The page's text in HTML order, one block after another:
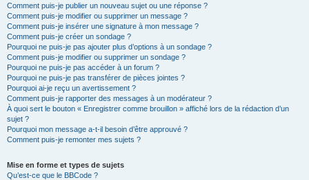
Comment puis-je publier un nouveau sujet ou une réponse ?
Comment puis-je modifier ou supprimer un message ?
Comment puis-je insérer une signature à mon message ?
Comment puis-je créer un sondage ?
Pourquoi ne puis-je pas ajouter plus d’options à un sondage ?
Comment puis-je modifier ou supprimer un sondage ?
Pourquoi ne puis-je pas accéder à un forum ?
Pourquoi ne puis-je pas transférer de pièces jointes ?
Pourquoi ai-je reçu un avertissement ?
Comment puis-je rapporter des messages à un modérateur ?
À quoi sert le bouton « Enregistrer comme brouillon » affiché lors de la rédaction d’un
sujet ?
Pourquoi mon message a-t-il besoin d’être approuvé ?
Comment puis-je remonter mes sujets ?
Mise en forme et types de sujets
Qu’est-ce que le BBCode ?